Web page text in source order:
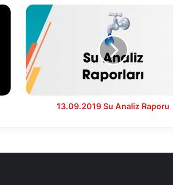
13.09.2019
Analiz
Raporu
13.09.2019 Su Analiz Raporu